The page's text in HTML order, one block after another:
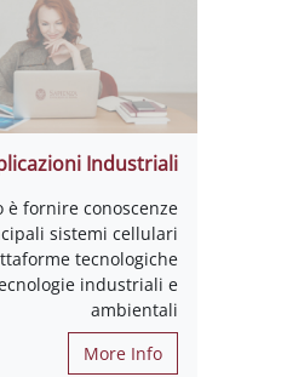
Industriali
è fornire conoscenze
sistemi cellulari
tecnologiche
industriali e
ambientali
More Info